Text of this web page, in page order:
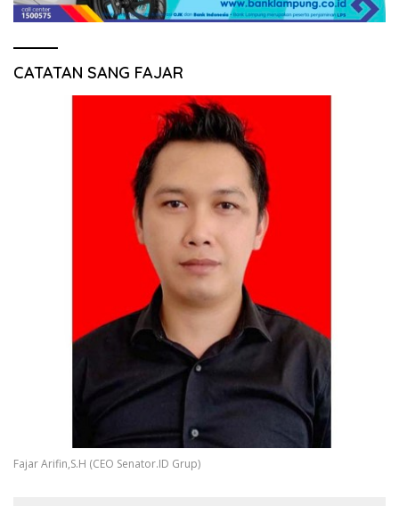
CATATAN SANG FAJAR
Fajar Arifin,S.H (CEO Senator.ID Grup)